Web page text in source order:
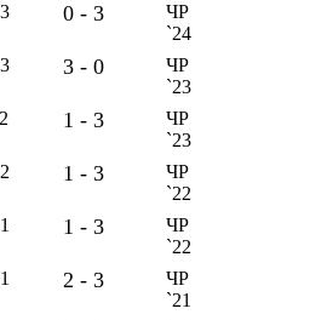
0 - 3
ЧР
`24
3 - 0
ЧР
`23
1 - 3
ЧР
`23
1 - 3
ЧР
`22
1 - 3
ЧР
`22
2 - 3
ЧР
`21